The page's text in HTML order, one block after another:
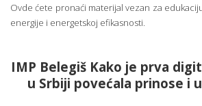
Ovde ćete pronaći materijal vezan za
energije i energetskoj efikasnosti.
IMP Belegiš Kako je prva
u Srbiji povećala prinose i